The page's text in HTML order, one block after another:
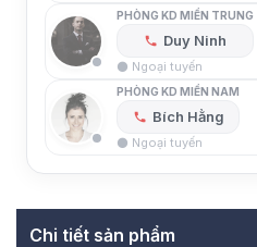
PHÒNG KD MIỀN TRUNG
Duy Ninh
⚫ Ngoại tuyến
PHÒNG KD MIỀN NAM
Bích Hằng
⚫ Ngoại tuyến
Chi tiết sản phẩm